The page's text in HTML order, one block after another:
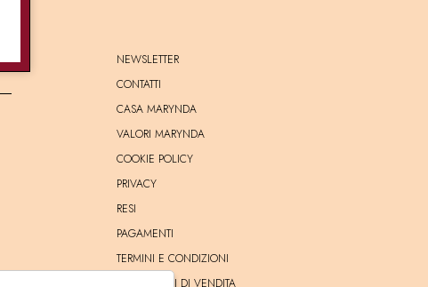
NEWSLETTER
CONTATTI
CASA MARYNDA
VALORI MARYNDA
COOKIE POLICY
PRIVACY
RESI
PAGAMENTI
TERMINI E CONDIZIONI
CONDIZIONI DI VENDITA